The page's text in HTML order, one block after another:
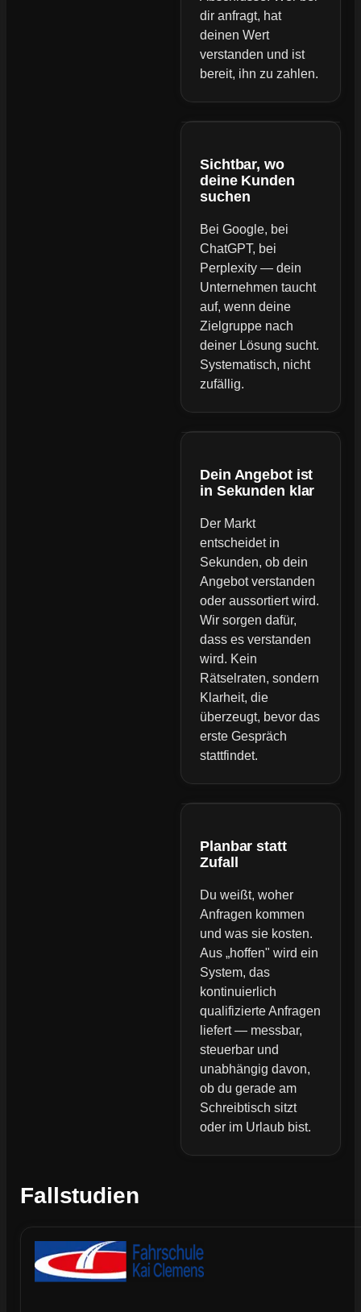
dir anfragt, hat
deinen Wert
verstanden und ist
bereit, ihn zu zahlen.
Sichtbar, wo
deine Kunden
suchen
Bei Google, bei
ChatGPT, bei
Perplexity — dein
Unternehmen taucht
auf, wenn deine
Zielgruppe nach
deiner Lösung sucht.
Systematisch, nicht
zufällig.
Dein Angebot ist
in Sekunden klar
Der Markt
entscheidet in
Sekunden, ob dein
Angebot verstanden
oder aussortiert wird.
Wir sorgen dafür,
dass es verstanden
wird. Kein
Rätselraten, sondern
Klarheit, die
überzeugt, bevor das
erste Gespräch
stattfindet.
Planbar statt
Zufall
Du weißt, woher
Anfragen kommen
und was sie kosten.
Aus „hoffen" wird ein
System, das
kontinuierlich
qualifizierte Anfragen
liefert — messbar,
steuerbar und
unabhängig davon,
ob du gerade am
Schreibtisch sitzt
oder im Urlaub bist.
Fallstudien